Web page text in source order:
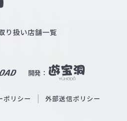
開発：
u
b
O
り扱い店舗一覧
ポリシー 外部送信ポリシー